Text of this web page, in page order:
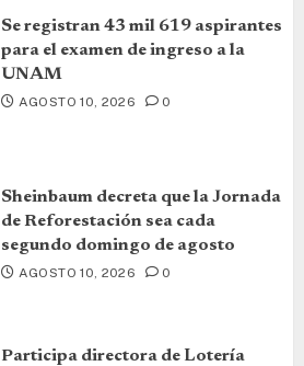
Se registran 43 mil 619 aspirantes
para el examen de ingreso a la
UNAM
AGOSTO 10, 2026 0
Sheinbaum decreta que la Jornada
de Reforestación sea cada
segundo domingo de agosto
AGOSTO 10, 2026 0
Participa directora de Lotería